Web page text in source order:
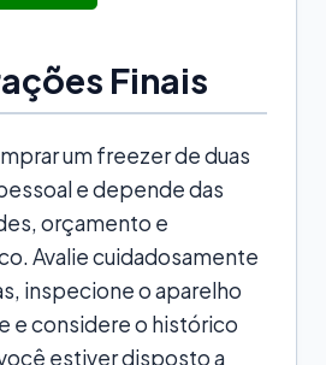
Finais
um freezer de duas
e depende das
orçamento e
Avalie cuidadosamente
inspecione o aparelho
e considere o histórico
estiver disposto a